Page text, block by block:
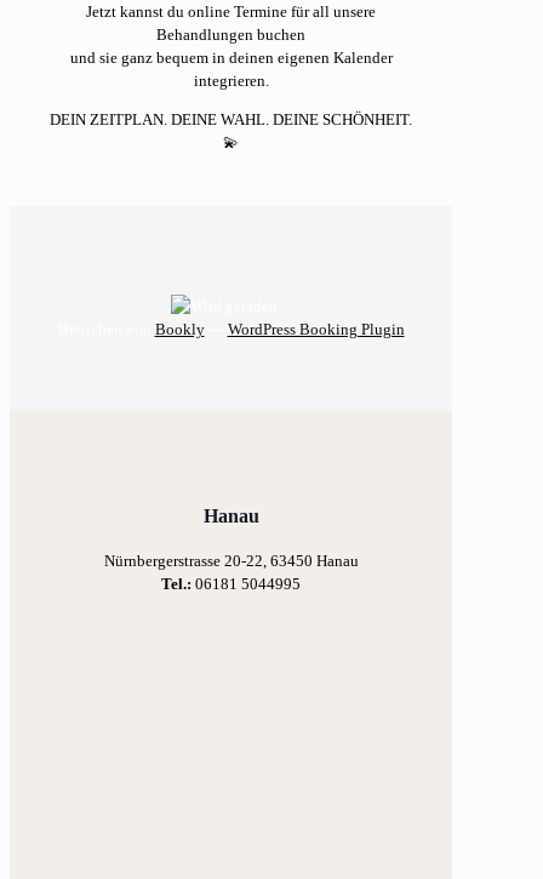
Jetzt kannst du online Termine für all unsere
Behandlungen buchen
und sie ganz bequem in deinen eigenen Kalender
integrieren.
DEIN ZEITPLAN. DEINE WAHL. DEINE SCHÖNHEIT.
💫
Bookly— WordPress Booking Plugin
Hanau
Nürnbergerstrasse 20-22, 63450 Hanau
Tel.: 06181 5044995